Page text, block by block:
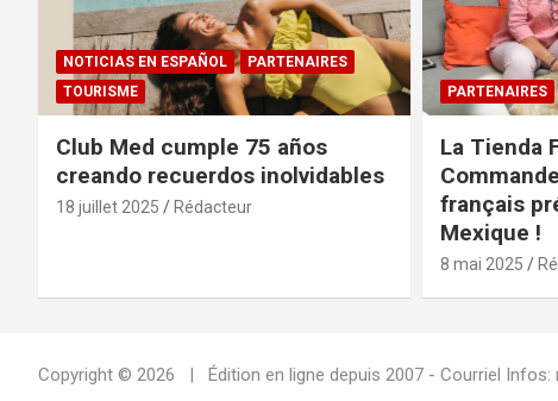
NOTICIAS EN ESPAÑOL
PARTENAIRES
TOURISME
Club Med cumple 75 años
creando recuerdos inolvidables
18 juillet 2025 Rédacteur
PARTENAIRES
La Tienda
français
Mexique !
8 mai 2025
Copyright © 2026 Édition en ligne depuis 2007 - Courriel